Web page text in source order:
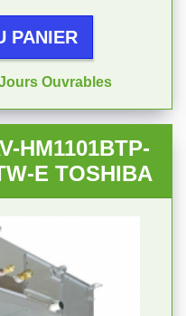
PANIER
Ouvrables
HM1101BTP-
E TOSHIBA